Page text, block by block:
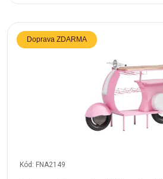
Doprava ZDARMA
Kód: FNA2149